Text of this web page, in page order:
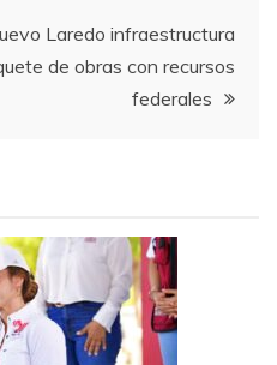
Laredo infraestructura
de obras con recursos
federales